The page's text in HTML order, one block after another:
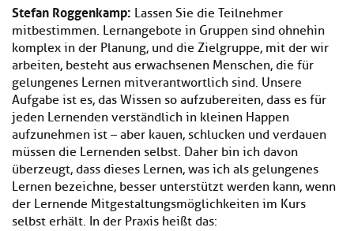
Stefan Roggenkamp: Lassen Sie die Teilnehmer
mitbestimmen. Lernangebote in Gruppen sind ohnehin
komplex in der Planung, und die Zielgruppe, mit der wir
arbeiten, besteht aus erwachsenen Menschen, die für
gelungenes Lernen mitverantwortlich sind. Unsere
Aufgabe ist es, das Wissen so aufzubereiten, dass es für
jeden Lernenden verständlich in kleinen Happen
aufzunehmen ist – aber kauen, schlucken und verdauen
müssen die Lernenden selbst. Daher bin ich davon
überzeugt, dass dieses Lernen, was ich als gelungenes
Lernen bezeichne, besser unterstützt werden kann, wenn
der Lernende Mitgestaltungsmöglichkeiten im Kurs
selbst erhält. In der Praxis heißt das: